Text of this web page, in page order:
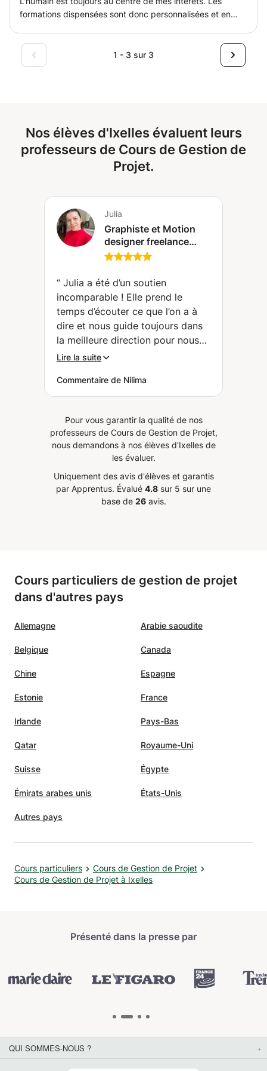
également sur la communication et les compétences
générales pour un développement holistique et une
admission facile dans les universités. Je comprends les
études universitaires à l'intérieur et à l'extérieur, pour toute
aide pour en rejoindre une ou en survivre; Vishakha à la
formations dispensées sont donc personnalisées et en
votre progression avec des méthodes structurées et
adaptées. Dans cette formation, vous servez en mesure
1 - 3 sur 3
Nos élèves d'Ixelles évaluent leurs
professeurs de Cours de Gestion de
Projet.
Julia
Graphiste et Motion
designer freelance
ainsi que professeure
vous propose des
cours et/ou coaching
sur mesure. (Saint-
Gilles)
“ Julia a été d’un soutien
incomparable ! Elle prend le
temps d’écouter ce que l’on a à
dire et nous guide toujours dans
la meilleure direction pour nous
aider à réussir. Sans elle, j’aurais
formidable ! ”
Lire la suite
Commentaire de Nilima
Pour vous garantir la qualité de nos
professeurs de Cours de Gestion de Projet,
nous demandons à nos élèves d'Ixelles de
les évaluer.
Uniquement des avis d'élèves et garantis
par Apprentus. Évalué 4.8 sur 5 sur une
base de 26avis.
Cours particuliers de gestion de projet
dans d'autres pays
Allemagne Arabie saoudite
Belgique Canada
Chine Espagne
Estonie France
Irlande Pays-Bas
Qatar Royaume-Uni
Suisse Égypte
Émirats arabes unis États-Unis
Autres pays
Cours particuliers
Cours de Gestion de Projet
Cours de Gestion de Projet à Ixelles
Présenté dans la presse par
QUI SOMMES-NOUS ?